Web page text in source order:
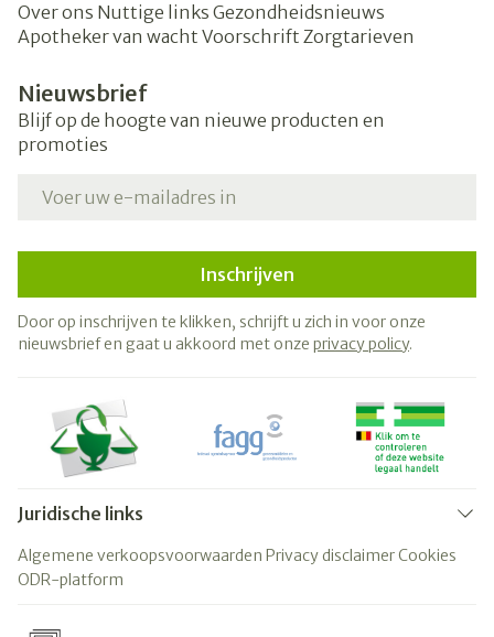
Over ons Nuttige links Gezondheidsnieuws
Apotheker van wacht Voorschrift Zorgtarieven
Nieuwsbrief
Blijf op de hoogte van nieuwe producten en
promoties
Inschrijven
Door op inschrijven te klikken, schrijft u zich in voor onze
nieuwsbrief en gaat u akkoord met onze privacy policy.
Juridische links
Algemene verkoopsvoorwaarden Privacy disclaimerCookies
ODR-platform